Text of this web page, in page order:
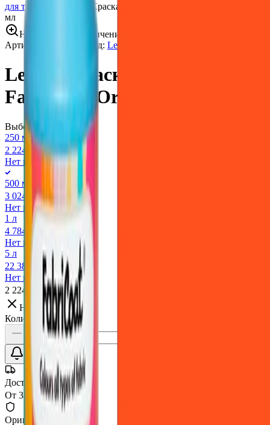
для ткани
LeTech Краска для ткани FabriCoat Orange, 250
мл
Нажмите для увеличения
Артикул:
Бренд: LeTech
LeTech Краска для ткани
FabriCoat Orange, 250 мл
Выберите вариант:
250 мл
2 224 ₽
Нет в наличии
500 мл
3 024 ₽
Нет в наличии
1 л
4 784 ₽
Нет в наличии
5 л
22 384 ₽
Нет в наличии
2 224 ₽
Нет в наличии
Количество:
Уточнить наличие
Доставка СДЭК
От 350₽ по России
Оригинал 100%